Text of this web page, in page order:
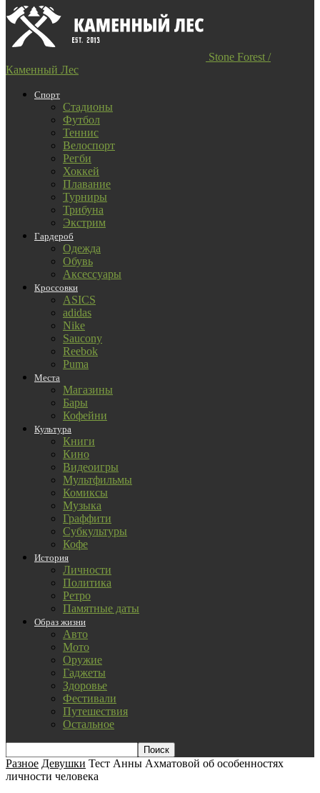
Stone Forest /
Каменный Лес
Спорт
Стадионы
Футбол
Теннис
Велоспорт
Регби
Хоккей
Плавание
Турниры
Трибуна
Экстрим
Гардероб
Одежда
Обувь
Аксессуары
Кроссовки
ASICS
adidas
Nike
Saucony
Reebok
Puma
Места
Магазины
Бары
Кофейни
Культура
Книги
Кино
Видеоигры
Мультфильмы
Комиксы
Музыка
Граффити
Субкультуры
Кофе
История
Личности
Политика
Ретро
Памятные даты
Образ жизни
Авто
Мото
Оружие
Гаджеты
Здоровье
Фестивали
Путешествия
Остальное
Разное Девушки Тест Анны Ахматовой об особенностях
личности человека